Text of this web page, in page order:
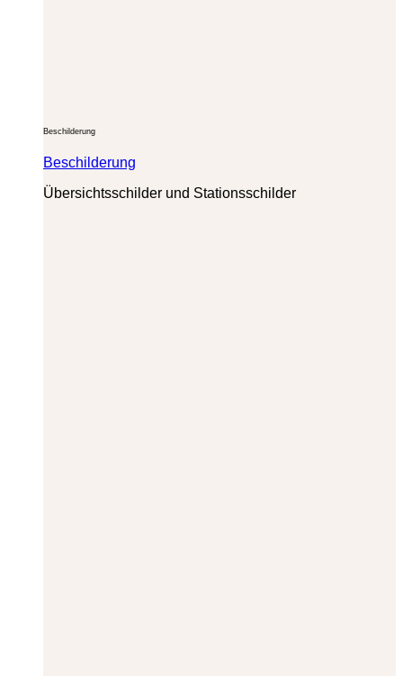
Beschilderung
Beschilderung
Übersichtsschilder und Stationsschilder